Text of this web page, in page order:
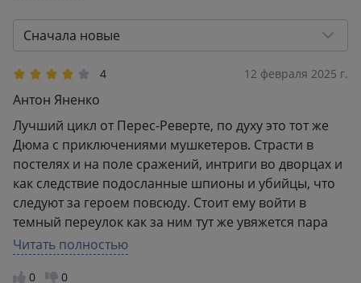
2
0
1
Сначала новые
4 12 февраля 2025 г.
Антон Яненко
Лучший цикл от Перес-Реверте, по духу это тот же
Дюма с приключениями мушкетеров. Страсти в
постелях и на поле сражений, интриги во дворцах и
как следствие подосланные шпионы и убийцы, что
следуют за героем повсюду. Стоит ему войти в
темный переулок как за ним тут же увяжется пара
нерасторопных бандитов, коих наш герой с
большой охотой отправит на тот свет и пойдет себе
Читать полностью
0 0